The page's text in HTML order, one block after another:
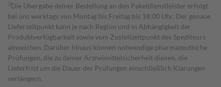
3Die Übergabe deiner Bestellung an den Paketdienstleister erfolgt
bei uns werktags von Montag bis Freitag bis 18:00 Uhr. Der genaue
Lieferzeitpunkt kann je nach Region und in Abhängigkeit der
Produktverfügbarkeit sowie vom Zustellzeitpunkt des Spediteurs
abweichen. Darüber hinaus können notwendige pharmazeutische
Prüfungen, die zu deiner Arzneimittelsicherheit dienen, die
Lieferfrist um die Dauer der Prüfungen einschließlich Klärungen
verlängern.